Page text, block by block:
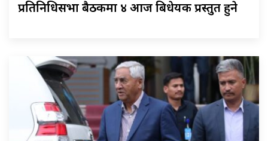
प्रतिनिधिसभा बैठकमा ४ आज बिधेयक प्रस्तुत हुने